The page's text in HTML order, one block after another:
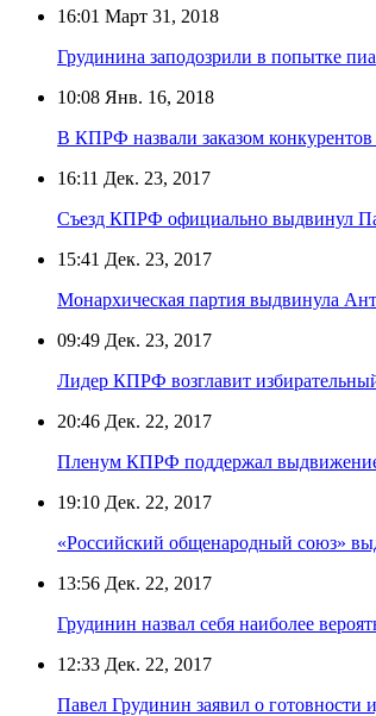
16:01 Март 31, 2018
Грудинина заподозрили в попытке
10:08 Янв. 16, 2018
В КПРФ назвали заказом
16:11 Дек. 23, 2017
Съезд КПРФ официально выдвинул
15:41 Дек. 23, 2017
Монархическая партия выдвинула
09:49 Дек. 23, 2017
Лидер КПРФ возглавит
20:46 Дек. 22, 2017
Пленум КПРФ поддержал выдвижение
19:10 Дек. 22, 2017
«Российский общенародный союз»
13:56 Дек. 22, 2017
Грудинин назвал себя наиболее
12:33 Дек. 22, 2017
Павел Грудинин заявил о